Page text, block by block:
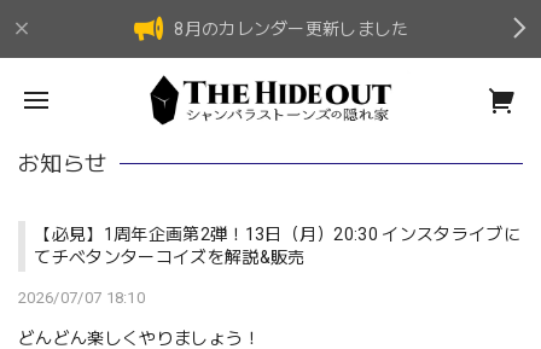
8月のカレンダー更新しました
お知らせ
【必見】1周年企画第2弾！13日（月）20:30 インスタライブに
てチベタンターコイズを解説&販売
2026/07/07 18:10
どんどん楽しくやりましょう！